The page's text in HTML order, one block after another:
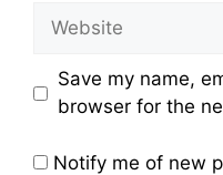
Website
Save my name,
browser for the
Notify me of new